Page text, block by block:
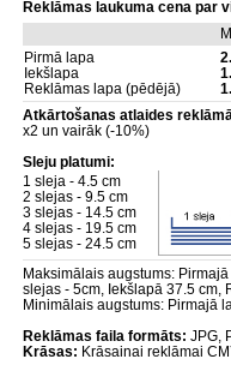
Reklāmas laukuma cena par
Pirmā lapa
Iekšlapa
Reklāmas lapa (pēdējā)
Atkārtošanas atlaides
x2 un vairāk (-10%)
Sleju platumi:
1 sleja - 4.5 cm
2 slejas - 9.5 cm
3 slejas - 14.5 cm
4 slejas - 19.5 cm
5 slejas - 24.5 cm
Maksimālais augstums:
slejas - 5cm, Iekšlapā 37.5 cm,
Minimālais augstums: Pirmajā
Reklāmas faila formāts: JPG,
Krāsas: Krāsainai reklāmai